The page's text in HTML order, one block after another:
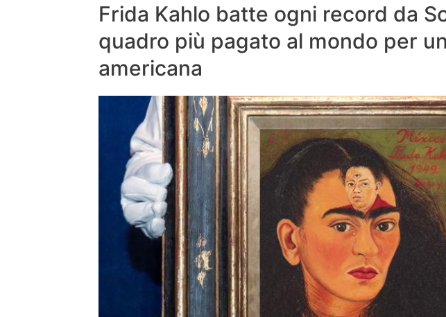
Frida Kahlo batte ogni record da
quadro più pagato al mondo per
americana